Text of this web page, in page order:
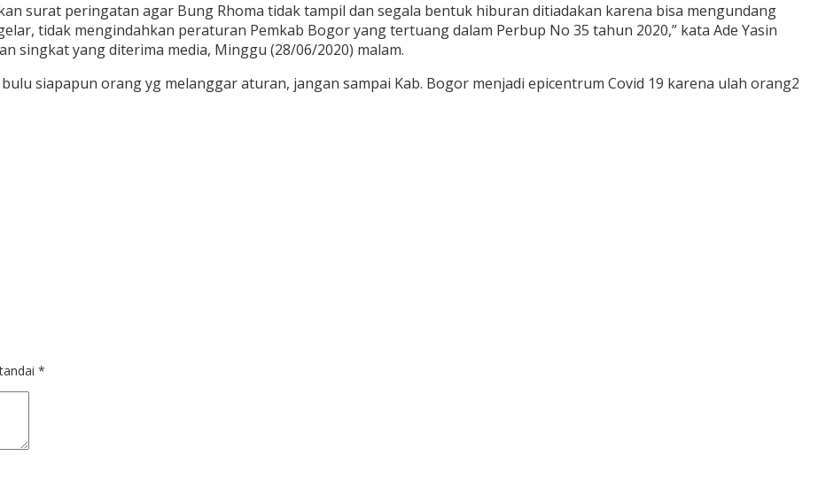
surat peringatan agar Bung Rhoma tidak tampil dan segala bentuk hiburan ditiadakan karena bisa mengundang
tidak mengindahkan peraturan Pemkab Bogor yang tertuang dalam Perbup No 35 tahun 2020,” kata Ade Yasin
singkat yang diterima media, Minggu (28/06/2020) malam.
siapapun orang yg melanggar aturan, jangan sampai Kab. Bogor menjadi epicentrum Covid 19 karena ulah orang2
*